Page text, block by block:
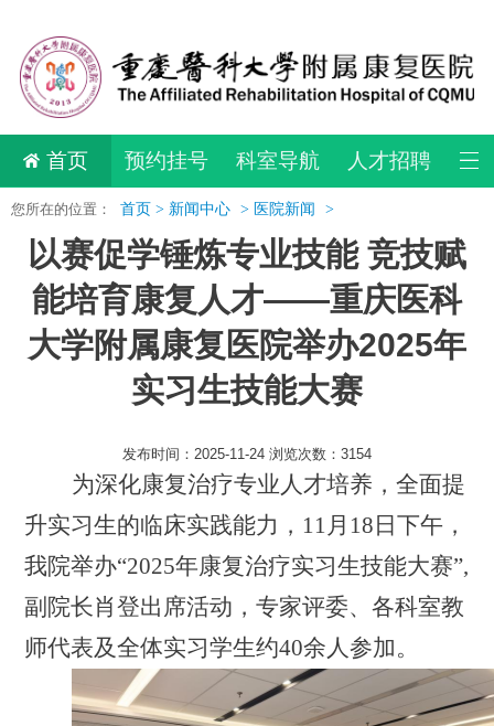
首页 预约挂号 科室导航 人才招聘
您所在的位置： 首页 > 新闻中心 > 医院新闻 >
以赛促学锤炼专业技能 竞技赋
能培育康复人才——重庆医科
大学附属康复医院举办2025年
实习生技能大赛
发布时间：2025-11-24 浏览次数：3154
为深化康复治疗专业人才培养，全面提
升实习生的临床实践能力， 11月 18 日下午，
我院举办“2025年康复治疗实习生技能大赛”,
副院长肖登出席活动，专家评委、各科室教
师代表及全体实习学生约40余人参加。